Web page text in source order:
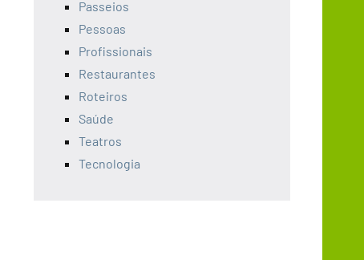
Passeios
Pessoas
Profissionais
Restaurantes
Roteiros
Saúde
Teatros
Tecnologia